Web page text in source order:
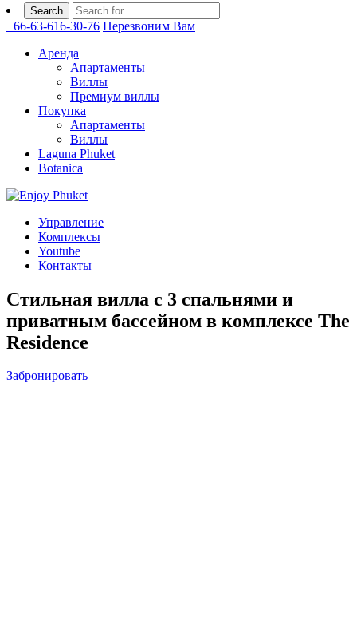
+66-63-616-30-76 Перезвоним Вам
Аренда
Апартаменты
Виллы
Премиум виллы
Покупка
Апартаменты
Виллы
Laguna Phuket
Botanica
Управление
Комплексы
Youtube
Контакты
Стильная вилла с 3 спальнями и
приватным бассейном в комплексе The
Residence
Забронировать